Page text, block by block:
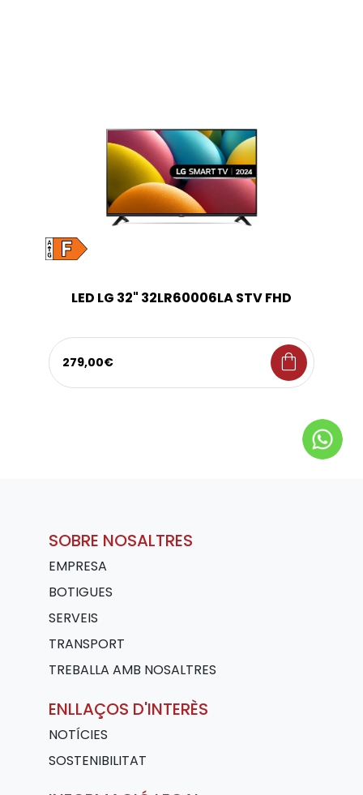
LED LG 32" 32LR60006LA STV FHD
279,00€ shopping_bag
SOBRE NOSALTRES
EMPRESA
BOTIGUES
SERVEIS
TRANSPORT
TREBALLA AMB NOSALTRES
ENLLAÇOS D'INTERÈS
NOTÍCIES
SOSTENIBILITAT